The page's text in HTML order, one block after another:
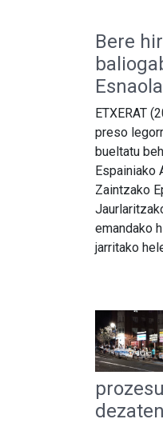
Bere
ETXERAT
preso
bueltatu
Espainiako
Zaintzako
emandako
jarritako
dezaten